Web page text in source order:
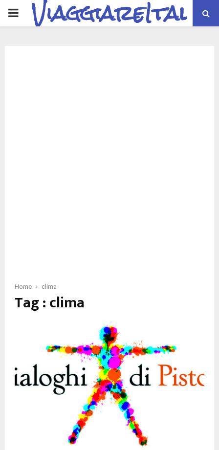
PRIMARYViaggiareItalia
Home clima
Tag : clima